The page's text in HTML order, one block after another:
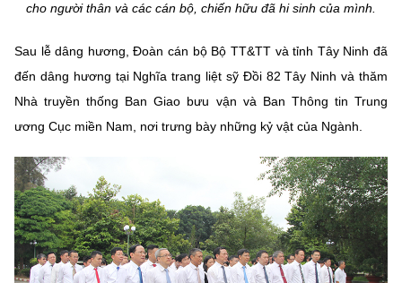
cho người thân và các cán bộ, chiến hữu đã hi sinh của mình.
Sau lễ dâng hương, Đoàn cán bộ Bộ TT&TT và tỉnh Tây Ninh đã
đến dâng hương tại Nghĩa trang liệt sỹ Đồi 82 Tây Ninh và thăm
Nhà truyền thống Ban Giao bưu vận và Ban Thông tin Trung
ương Cục miền Nam, nơi trưng bày những kỷ vật của Ngành.